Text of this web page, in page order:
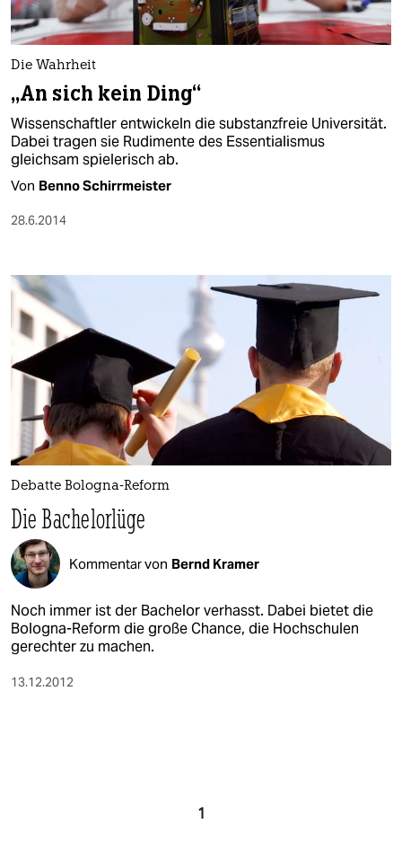
Die Wahrheit
„An sich kein Ding“
Wissenschaftler entwickeln die substanzfreie Universität.
Dabei tragen sie Rudimente des Essentialismus
gleichsam spielerisch ab.
Von Benno Schirrmeister
28.6.2014
Debatte Bologna-Reform
Die Bachelorlüge
Kommentar von Bernd Kramer
Noch immer ist der Bachelor verhasst. Dabei bietet die
Bologna-Reform die große Chance, die Hochschulen
gerechter zu machen.
13.12.2012
1